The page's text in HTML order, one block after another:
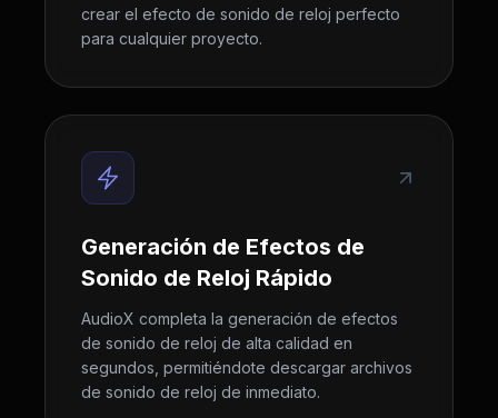
crear el efecto de sonido de reloj perfecto
para cualquier proyecto.
Generación de Efectos de
Sonido de Reloj Rápido
AudioX completa la generación de efectos
de sonido de reloj de alta calidad en
segundos, permitiéndote descargar archivos
de sonido de reloj de inmediato.